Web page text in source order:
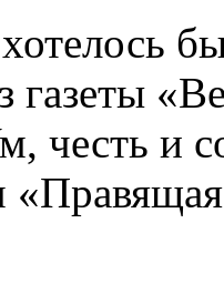
газеты
честь и